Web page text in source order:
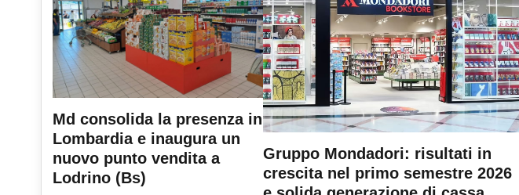
Md consolida la presenza in
Lombardia e inaugura un
nuovo punto vendita a
Lodrino (Bs)
Gruppo Mondadori: risultati in
crescita nel primo semestre 2026